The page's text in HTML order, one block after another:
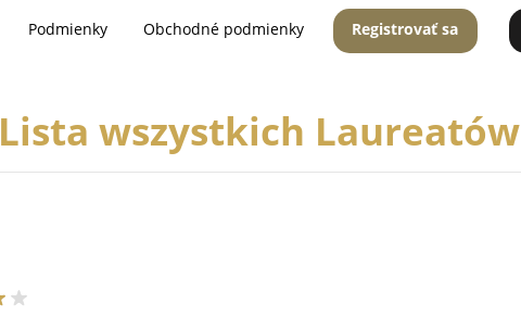
Podmienky Obchodné podmienky Registrovať sa
Lista wszystkich Laureatów